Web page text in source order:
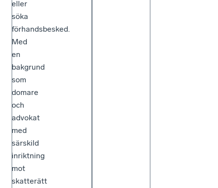
eller
söka
förhandsbesked.
Med
en
bakgrund
som
domare
och
advokat
med
särskild
inriktning
mot
skatterätt